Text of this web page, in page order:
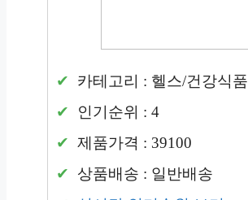
카테고리 : 헬스/건강식품
인기순위 : 4
제품가격 : 39100
상품배송 : 일반배송